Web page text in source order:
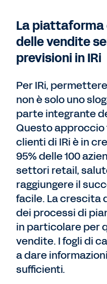
La piattaforma
delle vendite
previsioni in IRi
Per IRi,
non è solo uno
parte integrante
Questo approccio
clienti di IRi è in
95% delle 100
settori retail,
raggiungere il
facile. La crescita
dei processi di
in particolare per
vendite. I fogli di
a dare
sufficienti.